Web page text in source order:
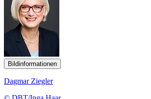
Bildinformationen
Dagmar Ziegler